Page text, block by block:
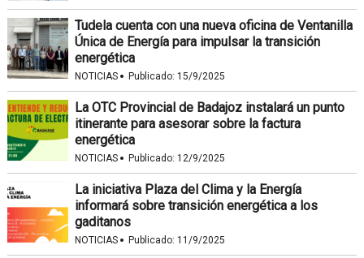
Tudela cuenta con una nueva oficina de Ventanilla
Única de Energía para impulsar la transición
energética
NOTICIAS · Publicado: 15/9/2025
La OTC Provincial de Badajoz instalará un punto
itinerante para asesorar sobre la factura
energética
NOTICIAS · Publicado: 12/9/2025
La iniciativa Plaza del Clima y la Energía
informará sobre transición energética a los
gaditanos
NOTICIAS · Publicado: 11/9/2025